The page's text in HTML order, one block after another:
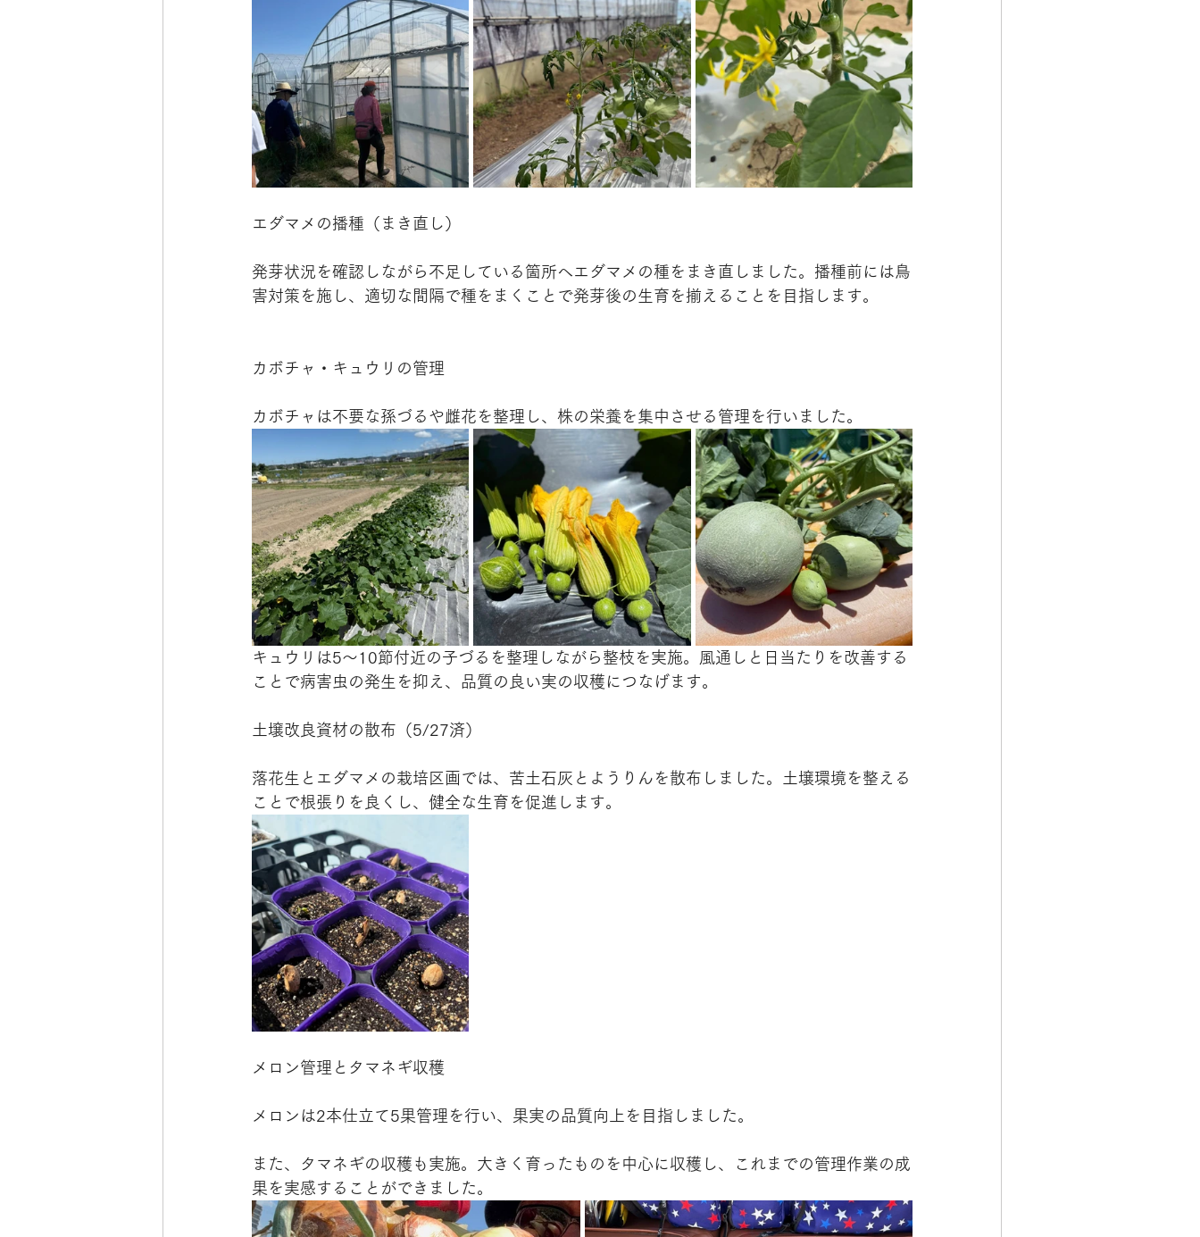
エダマメの播種（まき直し）
発芽状況を確認しながら不足している箇所へエダマメの種をまき直しました。播種前には鳥
害対策を施し、適切な間隔で種をまくことで発芽後の生育を揃えることを目指します。
カボチャ・キュウリの管理
カボチャは不要な孫づるや雌花を整理し、株の栄養を集中させる管理を行いました。
キュウリは5～10節付近の子づるを整理しながら整枝を実施。風通しと日当たりを改善する
ことで病害虫の発生を抑え、品質の良い実の収穫につなげます。
土壌改良資材の散布（5/27済）
落花生とエダマメの栽培区画では、苦土石灰とようりんを散布しました。土壌環境を整える
ことで根張りを良くし、健全な生育を促進します。
メロン管理とタマネギ収穫
メロンは2本仕立て5果管理を行い、果実の品質向上を目指しました。
また、タマネギの収穫も実施。大きく育ったものを中心に収穫し、これまでの管理作業の成
果を実感することができました。